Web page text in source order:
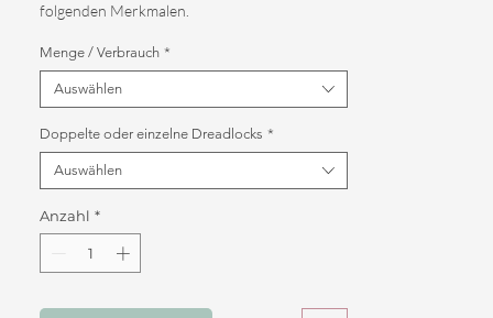
folgenden Merkmalen.
Verwendung: Dreadlocks mit einem (SE) oder
doppeltem (DE) Ende. Ihre Wahl.
Die Länge dieses Sets beträgt 55 cm.
Auswahlnummer:
- Voller Kopf: 60 SE (zum Flechten oder Füllen
des gesamten Kopfes)
- Teilstücke: 30 SE (zum Auffüllen Ihrer echten
Dreadlocks oder zum Flechten eines halben
- Nachbessern: 10 SE (für einen subtilen,
Dreadlocks)
Menge / Verbrauch *
Auswählen
Doppelte oder einzelne Dreadlocks *
Auswählen
Anzahl *